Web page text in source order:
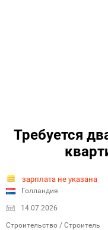
Требуется
зарплата не указана
Голландия
14.07.2026
Строительство / Строитель